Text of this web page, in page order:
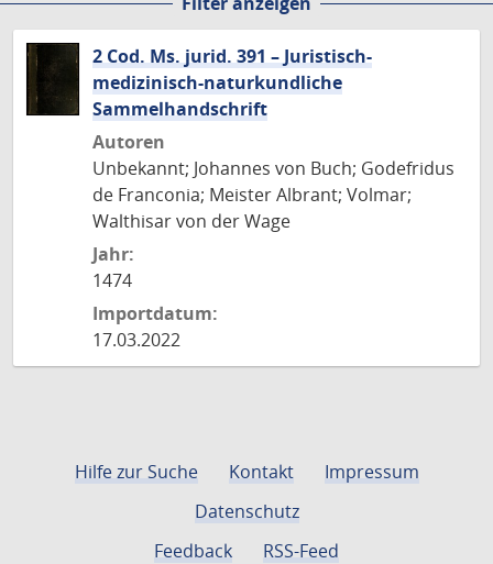
2 Cod. Ms. jurid. 391 – Juristisch-
medizinisch-naturkundliche
Sammelhandschrift
Autoren
Unbekannt; Johannes von Buch; Godefridus
de Franconia; Meister Albrant; Volmar;
Walthisar von der Wage
Jahr:
1474
Importdatum:
17.03.2022
Hilfe zur Suche Kontakt
Impressum
Datenschutz
Feedback
RSS-Feed